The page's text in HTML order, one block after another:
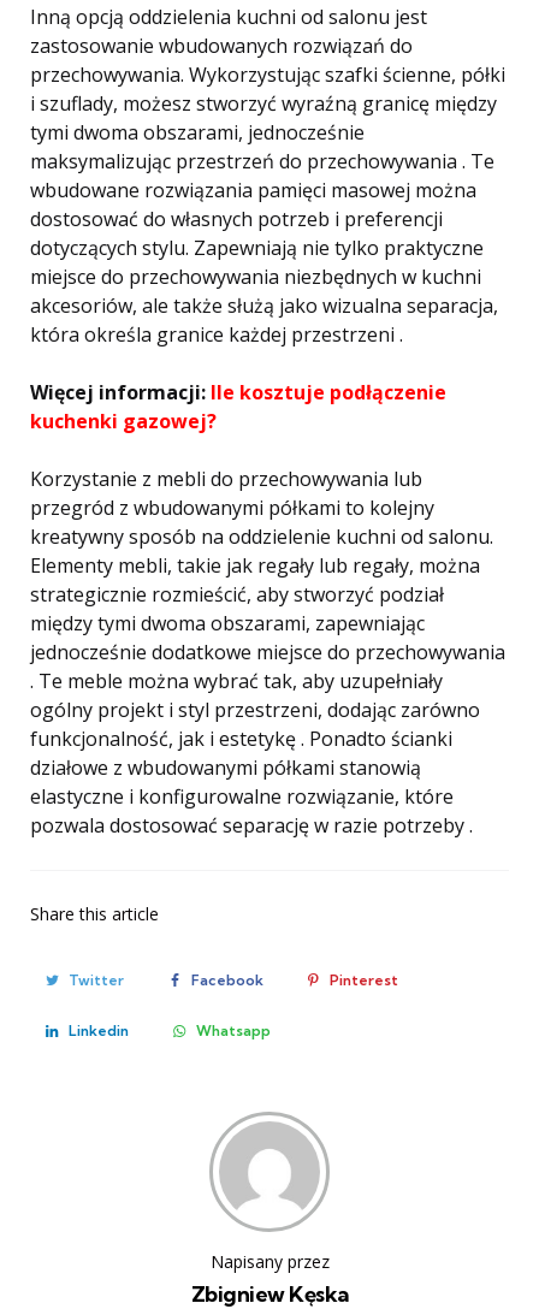
Inną opcją oddzielenia kuchni od salonu jest
zastosowanie wbudowanych rozwiązań do
przechowywania. Wykorzystując szafki ścienne, półki
i szuflady, możesz stworzyć wyraźną granicę między
tymi dwoma obszarami, jednocześnie
maksymalizując przestrzeń do przechowywania . Te
wbudowane rozwiązania pamięci masowej można
dostosować do własnych potrzeb i preferencji
dotyczących stylu. Zapewniają nie tylko praktyczne
miejsce do przechowywania niezbędnych w kuchni
akcesoriów, ale także służą jako wizualna separacja,
która określa granice każdej przestrzeni .
Więcej informacji: Ile kosztuje podłączenie
kuchenki gazowej?
Korzystanie z mebli do przechowywania lub
przegród z wbudowanymi półkami to kolejny
kreatywny sposób na oddzielenie kuchni od salonu.
Elementy mebli, takie jak regały lub regały, można
strategicznie rozmieścić, aby stworzyć podział
między tymi dwoma obszarami, zapewniając
jednocześnie dodatkowe miejsce do przechowywania
. Te meble można wybrać tak, aby uzupełniały
ogólny projekt i styl przestrzeni, dodając zarówno
funkcjonalność, jak i estetykę . Ponadto ścianki
działowe z wbudowanymi półkami stanowią
elastyczne i konfigurowalne rozwiązanie, które
pozwala dostosować separację w razie potrzeby .
Share this article
Twitter Facebook Pinterest
Linkedin Whatsapp
Napisany przez
Zbigniew Kęska